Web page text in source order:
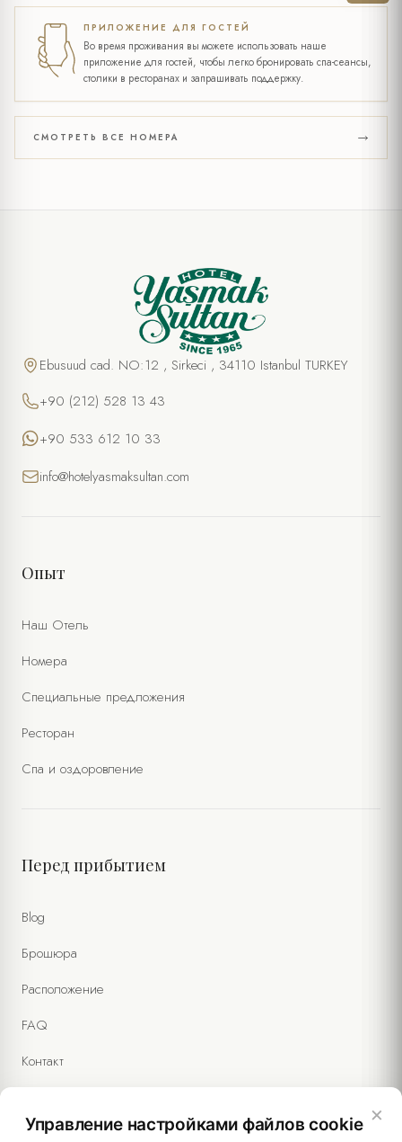
ПРИЛОЖЕНИЕ ДЛЯ ГОСТЕЙ
Во время проживания вы можете использовать наше
приложение для гостей, чтобы легко бронировать спа-сеансы,
столики в ресторанах и запрашивать поддержку.
СМОТРЕТЬ ВСЕ НОМЕРА
Ebusuud cad. NO:12 , Sirkeci , 34110 Istanbul TURKEY
+90 (212) 528 13 43
+90 533 612 10 33
info@hotelyasmaksultan.com
Опыт
Наш Отель
Номера
Специальные предложения
Ресторан
Спа и оздоровление
Перед прибытием
Blog
Брошюра
Расположение
FAQ
Контакт
×
Управление настройками файлов cookie